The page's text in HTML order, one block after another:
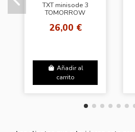
TXT minisode 3
TOMORROW
26,00 €
Añadir al
carrito